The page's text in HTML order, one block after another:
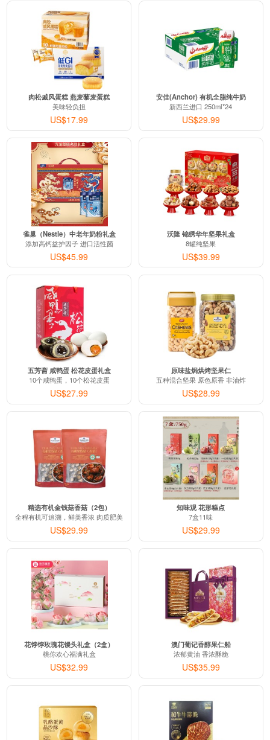
肉松戚风蛋糕 燕麦藜麦蛋糕
美味轻负担
US$17.99
安佳(Anchor) 有机全脂纯牛奶
新西兰进口 250ml*24
US$29.99
雀巢（Nestle）中老年奶粉礼盒
添加高钙益护因子 进口活性菌
US$45.99
沃隆 锦绣华年坚果礼盒
8罐纯坚果
US$39.99
五芳斋 咸鸭蛋 松花皮蛋礼盒
10个咸鸭蛋，10个松花皮蛋
US$27.99
原味盐焗烘烤坚果仁
五种混合坚果 原色原香 非油炸
US$28.99
精选有机金钱菇香菇（2包）
全程有机可追溯，鲜美香浓 肉质肥美
US$29.99
知味观 花形糕点
7盒11味
US$29.99
花饽饽玫瑰花馒头礼盒（2盒）
桃你欢心福满礼盒
US$32.99
澳门葡记香醇果仁船
浓郁黄油 香浓酥脆
US$35.99